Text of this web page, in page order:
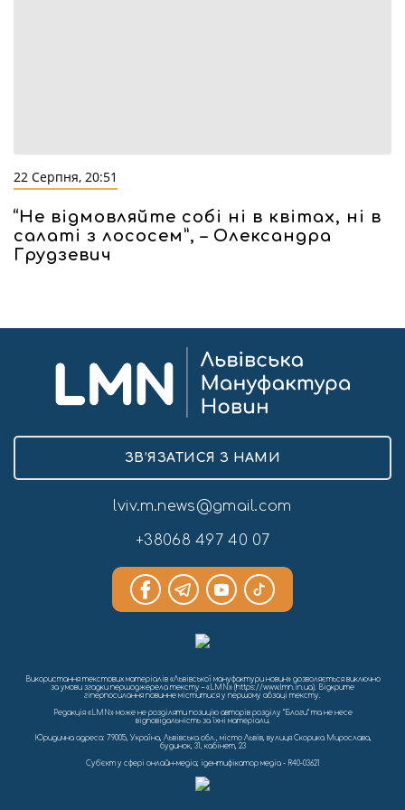
22 Серпня, 20:51
“Не відмовляйте собі ні в квітах, ні в
салаті з лососем”, – Олександра
Грудзевич
ЗВ’ЯЗАТИСЯ З НАМИ
lviv.m.news@gmail.com
+38068 497 40 07
Використання текстових матеріалів «Львівської мануфактури новин» дозволяється виключно
за умови згадки першоджерела тексту – «LMN» (https://www.lmn.in.ua). Відкрите
гіперпосилання повинне міститися у першому абзаці тексту.
Редакція «LMN» може не розділяти позицію авторів розділу “Блоги” та не несе
відповідальність за їхні матеріали.
Юридична адреса: 79005, Україна, Львівська обл., місто Львів, вулиця Скорика Мирослава,
будинок, 31, кабінет, 23
Cуб'єкт у сфері онлайн-медіа; ідентифікатор медіа - R40-03621